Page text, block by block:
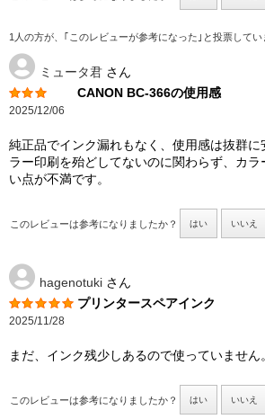
1人の方が、｢このレビューが参考になった｣と投票してい
ミュータ君 さん
CANON BC-366の使用感
2025/12/06
純正品でインク漏れもなく、使用感は抜群に
ラー印刷を殆どしてないのに関わらず、カ
い点が不満です。
このレビューは参考になりましたか？ はい いいえ
hagenotuki さん
プリンタースペアインク
2025/11/28
まだ、インク残少しあるので使っていません
このレビューは参考になりましたか？ はい いいえ